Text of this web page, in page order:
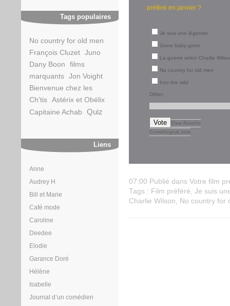
Tags populaires
No country for old men
François Cluzet Juno
Dany Boon
films
marquants Jon Voight
Bienvenue chez les
Ch'tis Astérix et Obélix
Capitaine Achab
Quiz
Liens
Anne
Audrey H
Bill et Marie
Café mode
Caroline
Deedee
Elodie
Garance Doré
Hélène
Isabelle
Journal d’un comédien
préféré en janvier ?
Je suis une légende
Gone baby gone
La guerre selon Charlie
No country for old men
Into the wild
Other:
Vote
View Results
Crowdsignal.com
07:00 Publié dans Votre film
Tags : Film préféré, Je suis
Charlie Wilson, No country for